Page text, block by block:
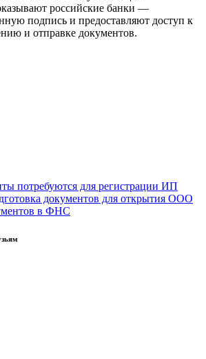
российские банки —
подпись и предоставляют доступ к
и отправке документов.
потребуются для регистрации ИП
документов для открытия ООО
в ФНС